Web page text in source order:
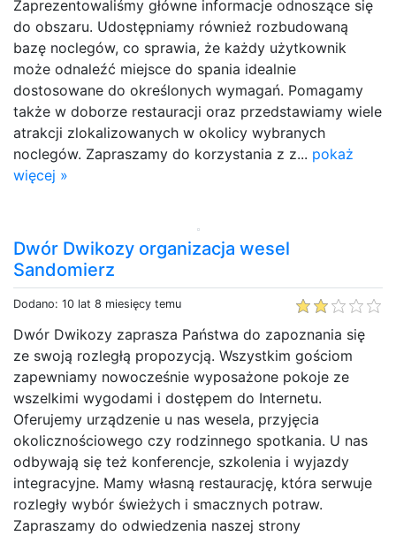
Zaprezentowaliśmy główne informacje odnoszące się
do obszaru. Udostępniamy również rozbudowaną
bazę noclegów, co sprawia, że każdy użytkownik
może odnaleźć miejsce do spania idealnie
dostosowane do określonych wymagań. Pomagamy
także w doborze restauracji oraz przedstawiamy wiele
atrakcji zlokalizowanych w okolicy wybranych
noclegów. Zapraszamy do korzystania z z... pokaż
więcej »
Dwór Dwikozy organizacja wesel
Sandomierz
Dodano: 10 lat 8 miesięcy temu
Dwór Dwikozy zaprasza Państwa do zapoznania się
ze swoją rozległą propozycją. Wszystkim gościom
zapewniamy nowocześnie wyposażone pokoje ze
wszelkimi wygodami i dostępem do Internetu.
Oferujemy urządzenie u nas wesela, przyjęcia
okolicznościowego czy rodzinnego spotkania. U nas
odbywają się też konferencje, szkolenia i wyjazdy
integracyjne. Mamy własną restaurację, która serwuje
rozległy wybór świeżych i smacznych potraw.
Zapraszamy do odwiedzenia naszej strony